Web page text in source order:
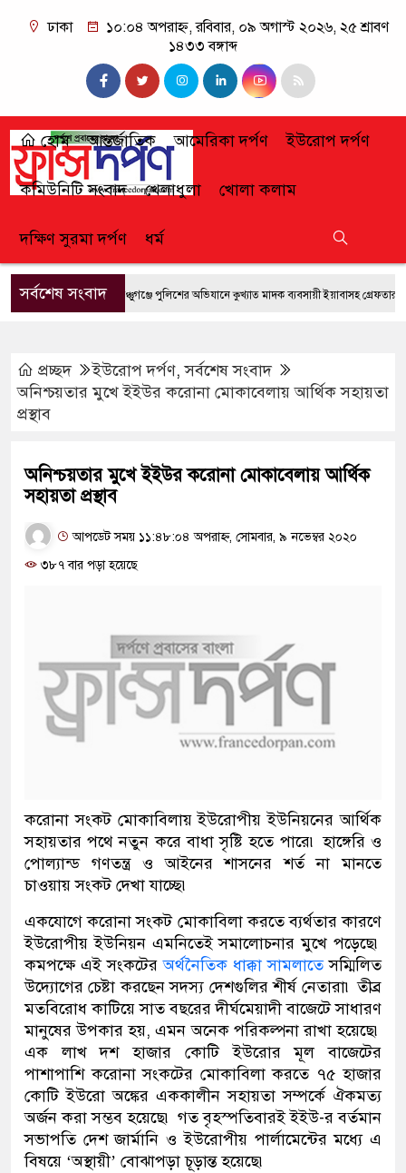
ঢাকা
১০:০৪ অপরাহ্ন, রবিবার, ০৯ অগাস্ট ২০২৬, ২৫ শ্রাবণ
১৪৩৩ বঙ্গাব্দ
হোম আন্তর্জাতিক আমেরিকা দর্পণ ইউরোপ দর্পণ
কমিউনিটি সংবাদ খেলাধুলা খোলা কলাম
দক্ষিণ সুরমা দর্পণ ধর্ম
সর্বশেষ সংবাদফেঞ্চুগঞ্জে পুলিশের অভিযানে কুখ্যাত মাদক ব্যবসায়ী ইয়াবাসহ গ্রেফতার
প্রচ্ছদ ইউরোপ দর্পণ,সর্বশেষ সংবাদ
অনিশ্চয়তার মুখে ইইউর করোনা মোকাবেলায় আর্থিক সহায়তা
প্রস্থাব
অনিশ্চয়তার মুখে ইইউর করোনা মোকাবেলায় আর্থিক
সহায়তা প্রস্থাব
আপডেট সময় ১১:৪৮:০৪ অপরাহ্ন, সোমবার, ৯ নভেম্বর ২০২০
৩৮৭ বার পড়া হয়েছে
করোনা সংকট মোকাবিলায় ইউরোপীয় ইউনিয়নের আর্থিক
সহায়তার পথে নতুন করে বাধা সৃষ্টি হতে পারে৷ হাঙ্গেরি ও
পোল্যান্ড গণতন্ত্র ও আইনের শাসনের শর্ত না মানতে
চাওয়ায় সংকট দেখা যাচ্ছে৷
একযোগে করোনা সংকট মোকাবিলা করতে ব্যর্থতার কারণে
ইউরোপীয় ইউনিয়ন এমনিতেই সমালোচনার মুখে পড়েছে৷
কমপক্ষে এই সংকটেরঅর্থনৈতিক ধাক্কা সামলাতেসম্মিলিত
উদ্যোগের চেষ্টা করছেন সদস্য দেশগুলির শীর্ষ নেতারা৷ তীব্র
মতবিরোধ কাটিয়ে সাত বছরের দীর্ঘমেয়াদী বাজেটে সাধারণ
মানুষের উপকার হয়, এমন অনেক পরিকল্পনা রাখা হয়েছে৷
এক লাখ দশ হাজার কোটি ইউরোর মূল বাজেটের
পাশাপাশি করোনা সংকটের মোকাবিলা করতে ৭৫ হাজার
কোটি ইউরো অঙ্কের এককালীন সহায়তা সম্পর্কে ঐকমত্য
অর্জন করা সম্ভব হয়েছে৷ গত বৃহস্পতিবারই ইইউ-র বর্তমান
সভাপতি দেশ জার্মানি ও ইউরোপীয় পার্লামেন্টের মধ্যে এ
বিষয়ে ‘অস্থায়ী’ বোঝাপড়া চূড়ান্ত হয়েছে৷